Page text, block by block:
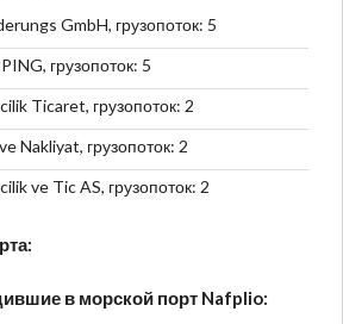
GmbH, грузопоток: 5
грузопоток: 5
Ticaret, грузопоток: 2
Nakliyat, грузопоток: 2
ve Tic AS, грузопоток: 2
в морской порт Nafplio: